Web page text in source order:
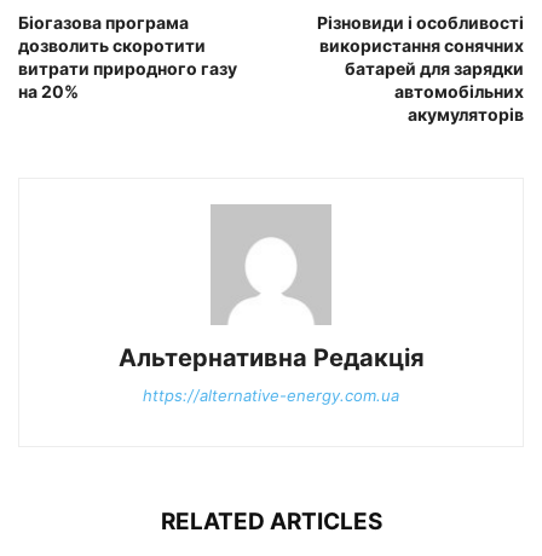
Біогазова програма
дозволить скоротити
витрати природного газу
на 20%
Різновиди і особливості
використання сонячних
батарей для зарядки
автомобільних
акумуляторів
Альтернативна Редакція
https://alternative-energy.com.ua
RELATED ARTICLES